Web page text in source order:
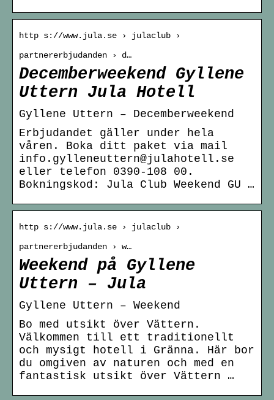
http s://www.jula.se › julaclub ›
partnererbjudanden › d…
Decemberweekend Gyllene
Uttern Jula Hotell
Gyllene Uttern – Decemberweekend
Erbjudandet gäller under hela
våren. Boka ditt paket via mail
info.gylleneuttern@julahotell.se
eller telefon 0390-108 00.
Bokningskod: Jula Club Weekend GU …
http s://www.jula.se › julaclub ›
partnererbjudanden › w…
Weekend på Gyllene
Uttern – Jula
Gyllene Uttern – Weekend
Bo med utsikt över Vättern.
Välkommen till ett traditionellt
och mysigt hotell i Gränna. Här bor
du omgiven av naturen och med en
fantastisk utsikt över Vättern …